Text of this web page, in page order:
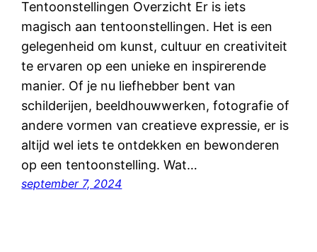
Tentoonstellingen Overzicht Er is iets
magisch aan tentoonstellingen. Het is een
gelegenheid om kunst, cultuur en creativiteit
te ervaren op een unieke en inspirerende
manier. Of je nu liefhebber bent van
schilderijen, beeldhouwwerken, fotografie of
andere vormen van creatieve expressie, er is
altijd wel iets te ontdekken en bewonderen
op een tentoonstelling. Wat…
september 7, 2024